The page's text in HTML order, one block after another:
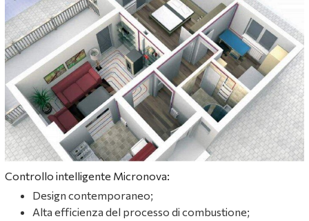
Controllo intelligente Micronova:
Design contemporaneo;
Alta efficienza del processo di combustione;